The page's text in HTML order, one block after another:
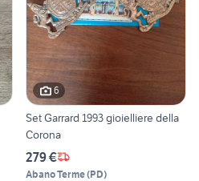
6
Set Garrard 1993 gioielliere della
Corona
279 €
Abano Terme(PD)